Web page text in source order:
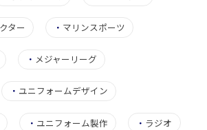
ター ・ マリンスポーツ
・ メジャーリーグ
・ ユニフォームデザイン
・ ユニフォーム製作 ・ ラジオ